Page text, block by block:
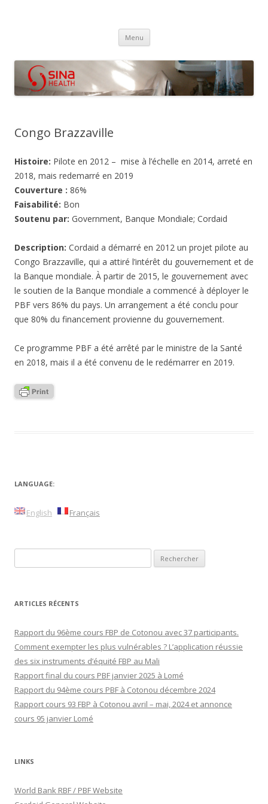
Menu Aller
contenu
Congo Brazzaville
Histoire: Pilote en 2012 – mise à l’échelle en 2014, arreté en
2018, mais redemarré en 2019
Couverture : 86%
Faisabilité: Bon
Soutenu par: Government, Banque Mondiale; Cordaid
Description: Cordaid a démarré en 2012 un projet pilote au
Congo Brazzaville, qui a attiré l’intérêt du gouvernement et de
la Banque mondiale. À partir de 2015, le gouvernement avec
le soutien de la Banque mondiale a commencé à déployer le
PBF vers 86% du pays. Un arrangement a été conclu pour
que 80% du financement provienne du gouvernement.
Ce programme PBF a été arrêté par le ministre de la Santé
en 2018, mais il a été convenu de le redémarrer en 2019.
LANGUAGE:
English Français
ARTICLES RÉCENTS
Rapport du 96ème cours FBP de Cotonou avec 37 participants.
Comment exempter les plus vulnérables ? L’application réussie
des six instruments d’équité FBP au Mali
Rapport final du cours PBF janvier 2025 à Lomé
Rapport du 94ème cours PBF à Cotonou décembre 2024
Rapport cours 93 FBP à Cotonou avril – mai, 2024 et annonce
cours 95 janvier Lomé
LINKS
World Bank RBF / PBF Website